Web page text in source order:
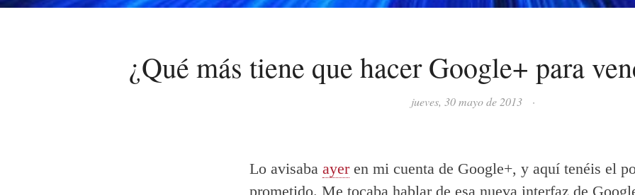
¿Qué más tiene que hacer Google+ para
jueves, 30 mayo de 2013 ·
Lo avisaba ayeren mi cuenta de Google+, y aquí tenéis el
prometido. Me tocaba hablar de esa nueva interfaz de